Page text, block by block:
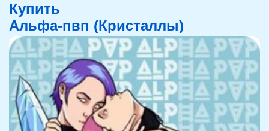
Купить
Альфа-пвп (Кристаллы)